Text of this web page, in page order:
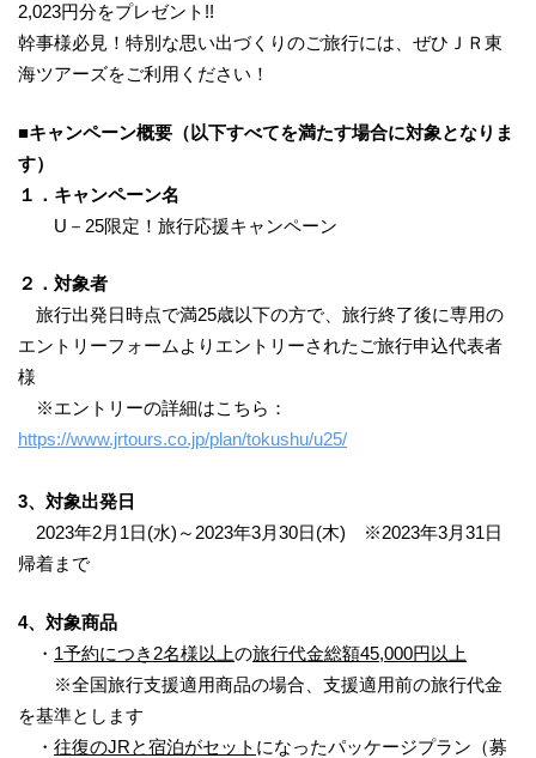
2,023円分をプレゼント!!
幹事様必見！特別な思い出づくりのご旅行には、ぜひＪＲ東
海ツアーズをご利用ください！
■キャンペーン概要 （以下すべてを満たす場合に対象となりま
す）
１．キャンペーン名
U－25限定！旅行応援キャンペーン
２．対象者
旅行出発日時点で満25歳以下の方で、旅行終了後に専用の
エントリーフォームよりエントリーされたご旅行申込代表者
様
※エントリーの詳細はこちら：
https://www.jrtours.co.jp/plan/tokushu/u25/
3、 対象出発日
2023年2月1日(水)～2023年3月30日(木) ※2023年3月31日
帰着まで
4、 対象商品
・ 1予約につき 2名様以上の旅行代金総額45,000円以上
※全国旅行支援適用商品の場合、支援適用前の旅行代金
を基準とします
・ 往復のJRと宿泊がセット になったパッケージプラン（募